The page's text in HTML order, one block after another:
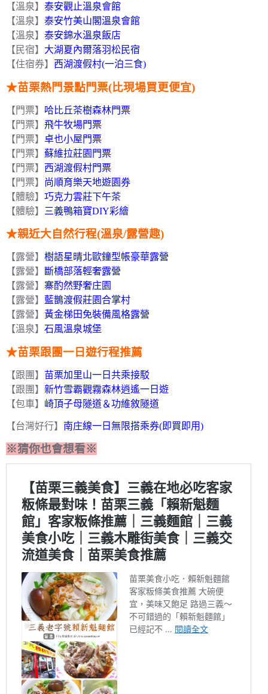
【溫泉】 泰安觀止溫泉會館
【溫泉】 泰安竹美山閣溫泉會館
【溫泉】 泰安錦水溫泉飯店
【民宿】 大湖夏內爾落羽松民宿
【住宿券】 西湖渡假村(一泊三食)
★苗栗熱門景點門票(比現場買更便宜)
【門票】 哈比丘茶樹森林門票
【門票】 飛牛牧場門票
【門票】 卓也小屋門票
【門票】 蘇維拉莊園門票
【門票】 西湖渡假村門票
【門票】
尚順育樂天地遊園券
【體驗】 巧克力雲莊下午茶
【體驗】
三義鴨箱寶DIY彩繪
★親近大自然行程(溫泉/露營趣)
【露營】 樹語星晴北歐鐘型帳豪華露營
【露營】
斷橋部落輕奢露營
【露營】 寨酌然野奢庄園
【露營】 藍鵲渡假莊園合掌村
【露營】 黃金梯田免裝備風格露營
【溫泉】 石風溫泉城堡
★苗栗跟團一日遊行程推薦
【跟團】 苗栗加里山一日共乘接駁
【跟團】 新竹雪霸觀霧森林逍遙一日遊
【包車】 崎頂子母隧道＆功維敘隧道
【台灣好行】 南庄線一日無限搭乘券(即買即用)
※猜你也會想看※